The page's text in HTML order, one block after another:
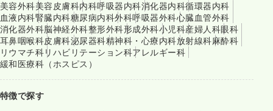
美容外科美容皮膚科内科呼吸器内科消化器内科循環器内科
血液内科腎臓内科糖尿病内科外科呼吸器外科心臓血管外科
消化器外科脳神経外科整形外科形成外科小児科産婦人科眼科
耳鼻咽喉科皮膚科泌尿器科精神科・心療内科放射線科麻酔科
リウマチ科リハビリテーション科アレルギー科
緩和医療科（ホスピス）
特徴で探す